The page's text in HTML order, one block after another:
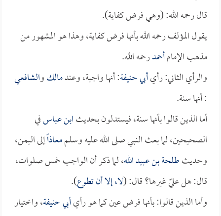
قال رحمه الله: (وهي فرض كفاية).
يقول المؤلف رحمه الله بأنها فرض كفاية، وهذا هو المشهور من
مذهب الإمامأحمدرحمه الله.
والرأي الثاني: رأيأبي حنيفة: أنها واجبة، وعندمالكوالشافعي
: أنها سنة.
أما الذين قالوا بأنها سنة، فيستدلون بحديثابن عباسفي
الصحيحين، لما بعث النبي صلى الله عليه وسلممعاذاًإلى اليمن،
وحديثطلحة بن عبيد الله، لما ذكر أن الواجب خمس صلوات،
قال: هل عليّ غيرها؟ قال: (لا، إلا أن تطوع).
وأما الذين قالوا: بأنها فرض عين كما هو رأيأبي حنيفة، واختيار